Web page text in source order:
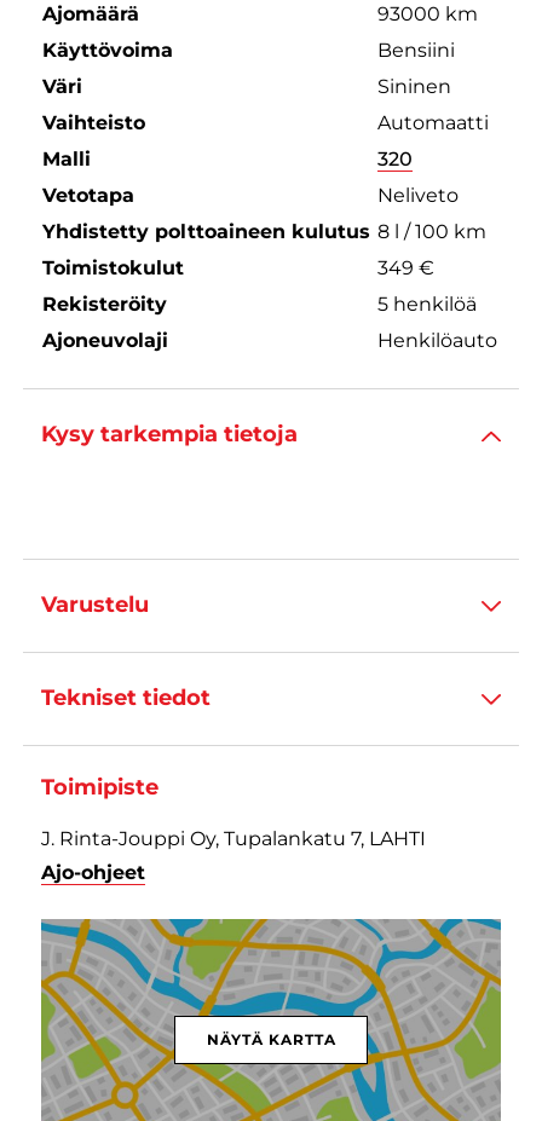
Ajomäärä
93000 km
Käyttövoima
Bensiini
Väri
Sininen
Vaihteisto
Automaatti
Malli
320
Vetotapa
Neliveto
Yhdistetty polttoaineen kulutus 8 l / 100 km
Toimistokulut
349 €
Rekisteröity
5 henkilöä
Ajoneuvolaji
Henkilöauto
Kysy tarkempia tietoja
Varustelu
Tekniset tiedot
Toimipiste
J. Rinta-Jouppi Oy, Tupalankatu 7, LAHTI
Ajo-ohjeet
NÄYTÄ KARTTA